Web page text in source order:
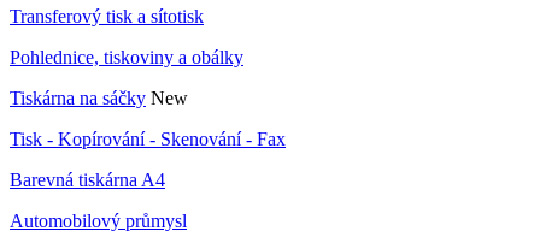
Transferový tisk a sítotisk
Pohlednice, tiskoviny a obálky
Tiskárna na sáčky New
Tisk - Kopírování - Skenování - Fax
Barevná tiskárna A4
Automobilový průmysl